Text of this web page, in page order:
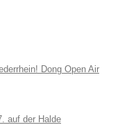
Dong Open Air
auf der Halde